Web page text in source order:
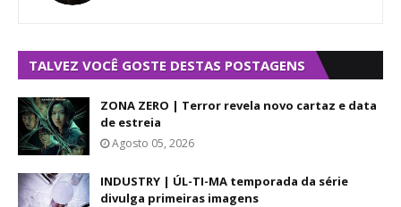
TALVEZ VOCÊ GOSTE DESTAS POSTAGENS
ZONA ZERO | Terror revela novo cartaz e data
de estreia
Agosto 05, 2026
INDUSTRY | ÚL-TI-MA temporada da série
divulga primeiras imagens